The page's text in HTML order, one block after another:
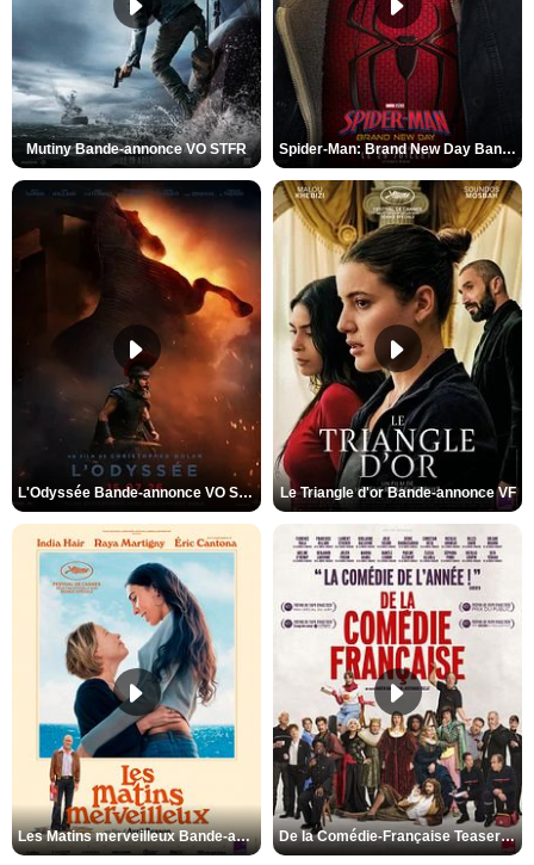
Mutiny Bande-annonce VO STFR Spider-Man: Brand New Day Bande-annonce VO STFR
L'Odyssée Bande-annonce VO STFR Le Triangle d'or Bande-annonce VF
Les Matins merveilleux Bande-annonce VF De la Comédie-Française Teaser VF